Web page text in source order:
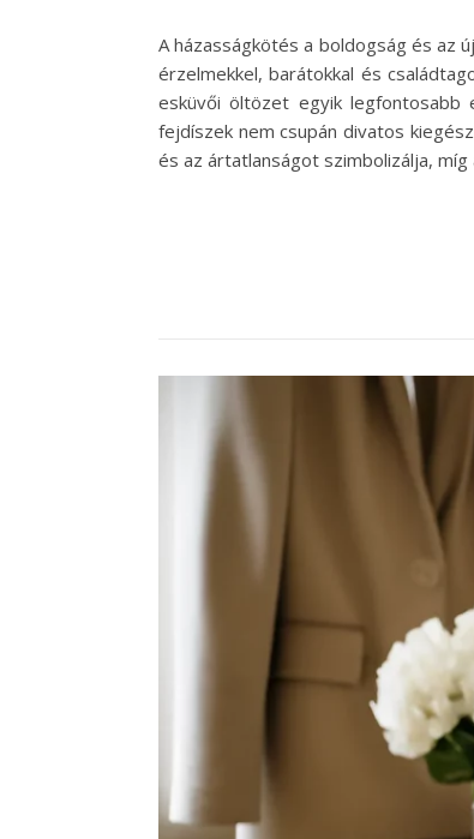
A házasságkötés a boldogság és az
érzelmekkel, barátokkal és
esküvői öltözet egyik legfontosabb
fejdíszek nem csupán divatos
és az ártatlanságot szimbolizálja,